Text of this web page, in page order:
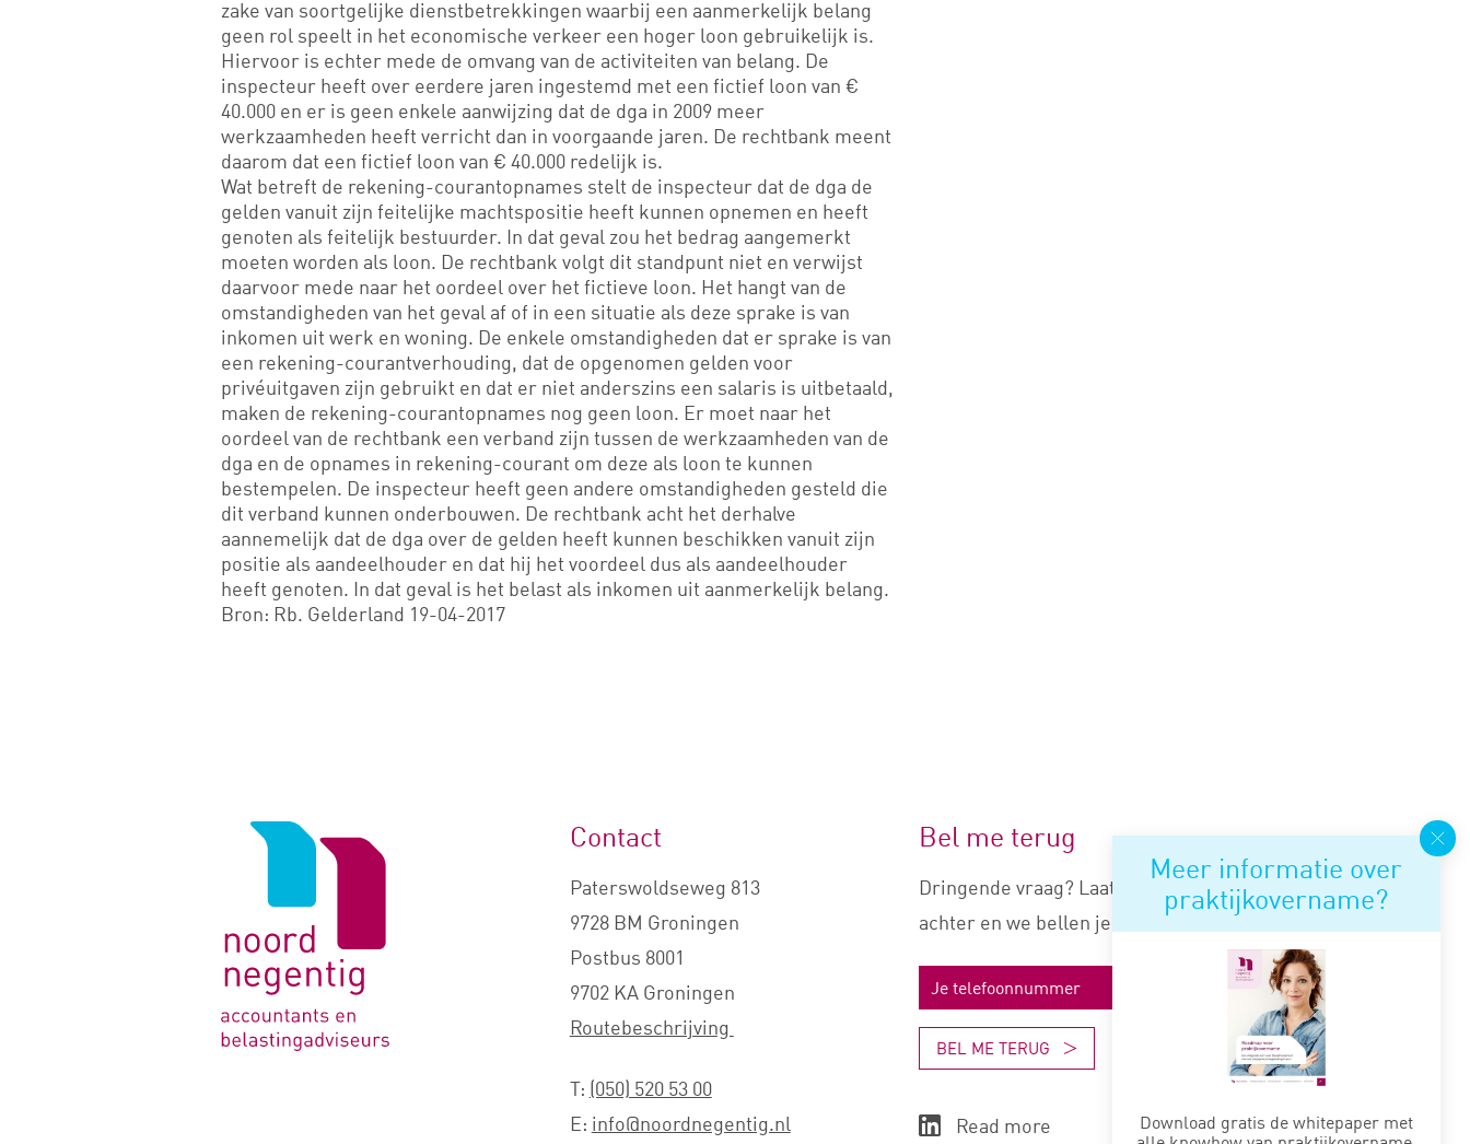
zake van soortgelijke dienstbetrekkingen waarbij een aanmerkelijk belang
geen rol speelt in het economische verkeer een hoger loon gebruikelijk is.
Hiervoor is echter mede de omvang van de activiteiten van belang. De
inspecteur heeft over eerdere jaren ingestemd met een fictief loon van €
40.000 en er is geen enkele aanwijzing dat de dga in 2009 meer
werkzaamheden heeft verricht dan in voorgaande jaren. De rechtbank meent
daarom dat een fictief loon van € 40.000 redelijk is.
Wat betreft de rekening-courantopnames stelt de inspecteur dat de dga de
gelden vanuit zijn feitelijke machtspositie heeft kunnen opnemen en heeft
genoten als feitelijk bestuurder. In dat geval zou het bedrag aangemerkt
moeten worden als loon. De rechtbank volgt dit standpunt niet en verwijst
daarvoor mede naar het oordeel over het fictieve loon. Het hangt van de
omstandigheden van het geval af of in een situatie als deze sprake is van
inkomen uit werk en woning. De enkele omstandigheden dat er sprake is van
een rekening-courantverhouding, dat de opgenomen gelden voor
privéuitgaven zijn gebruikt en dat er niet anderszins een salaris is uitbetaald,
maken de rekening-courantopnames nog geen loon. Er moet naar het
oordeel van de rechtbank een verband zijn tussen de werkzaamheden van de
dga en de opnames in rekening-courant om deze als loon te kunnen
bestempelen. De inspecteur heeft geen andere omstandigheden gesteld die
dit verband kunnen onderbouwen. De rechtbank acht het derhalve
aannemelijk dat de dga over de gelden heeft kunnen beschikken vanuit zijn
positie als aandeelhouder en dat hij het voordeel dus als aandeelhouder
heeft genoten. In dat geval is het belast als inkomen uit aanmerkelijk belang.
Bron: Rb. Gelderland 19-04-2017
Meer informatie over
praktijkovername?
Download gratis de whitepaper met
Logo
Contact
Paterswoldseweg 813
9728 BM Groningen
Postbus 8001
9702 KA Groningen
Routebeschrijving
T: (050) 520 53 00
E: info@noordnegentig.nl
Bel me terug
Dringende vraag? Laat je nummer
achter en we bellen je snel terug.
BEL ME TERUG
Read more